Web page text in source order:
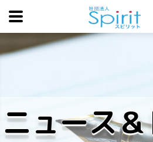
ニュース